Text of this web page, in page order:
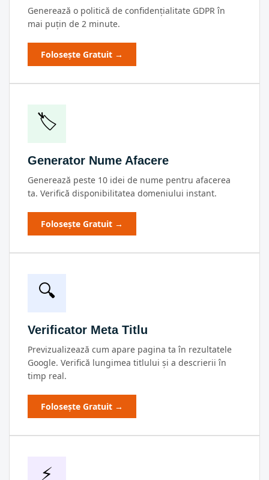
Generează o politică de confidențialitate GDPR în
mai puțin de 2 minute.
Folosește Gratuit →
🏷
Generator Nume Afacere
Generează peste 10 idei de nume pentru afacerea
ta. Verifică disponibilitatea domeniului instant.
Folosește Gratuit →
🔍
Verificator Meta Titlu
Previzualizează cum apare pagina ta în rezultatele
Google. Verifică lungimea titlului și a descrierii în
timp real.
Folosește Gratuit →
⚡